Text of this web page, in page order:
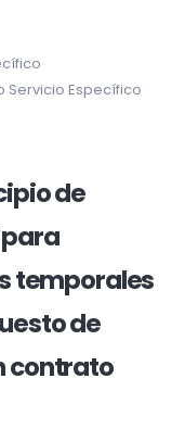
Servicio Específico
de
temporales
de
contrato